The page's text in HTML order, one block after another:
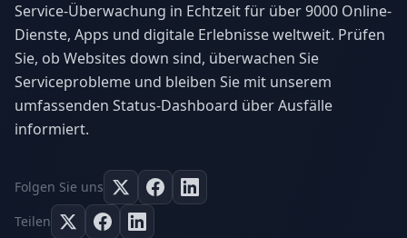
Service-Überwachung in Echtzeit für über 9000 Online-
Dienste, Apps und digitale Erlebnisse weltweit. Prüfen
Sie, ob Websites down sind, überwachen Sie
Serviceprobleme und bleiben Sie mit unserem
umfassenden Status-Dashboard über Ausfälle
informiert.
Folgen Sie uns
Teilen